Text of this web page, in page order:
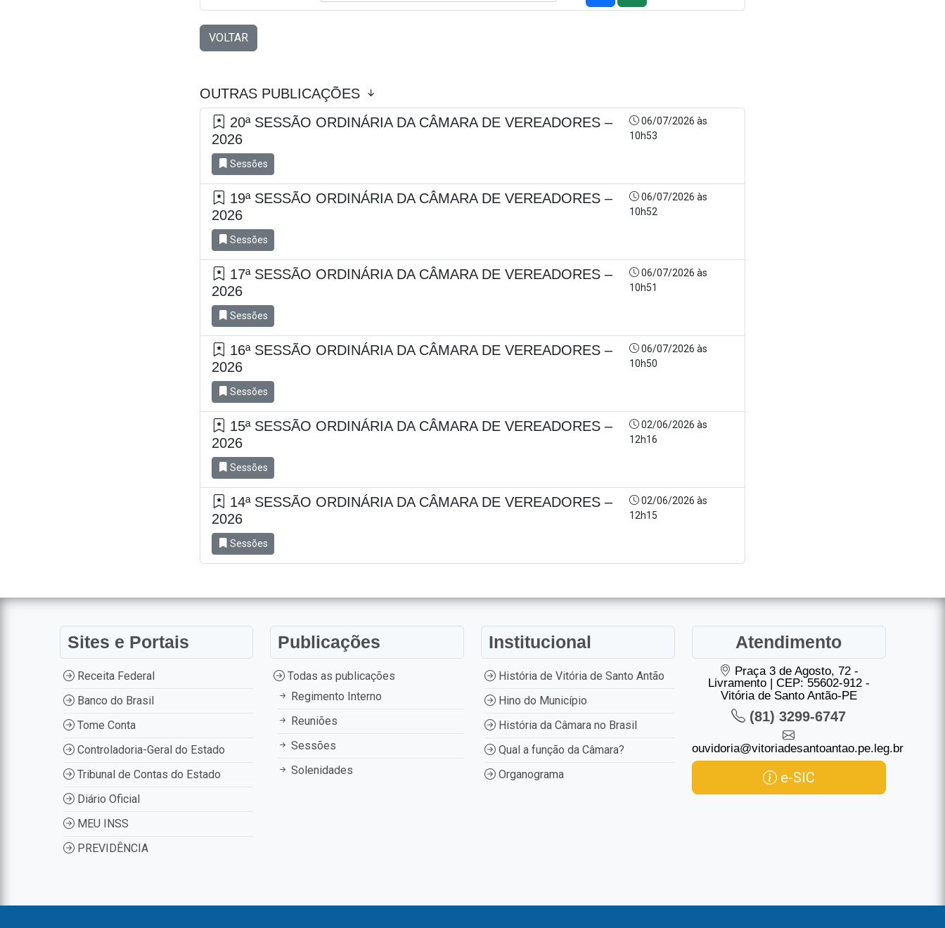
VOLTAR
OUTRAS PUBLICAÇÕES
20ª SESSÃO ORDINÁRIA DA CÂMARA DE VEREADORES –
2026
06/07/2026 às
10h53
Sessões
19ª SESSÃO ORDINÁRIA DA CÂMARA DE VEREADORES –
2026
06/07/2026 às
10h52
Sessões
17ª SESSÃO ORDINÁRIA DA CÂMARA DE VEREADORES –
2026
06/07/2026 às
10h51
Sessões
16ª SESSÃO ORDINÁRIA DA CÂMARA DE VEREADORES –
2026
06/07/2026 às
10h50
Sessões
15ª SESSÃO ORDINÁRIA DA CÂMARA DE VEREADORES –
2026
02/06/2026 às
12h16
Sessões
14ª SESSÃO ORDINÁRIA DA CÂMARA DE VEREADORES –
2026
02/06/2026 às
12h15
Sessões
Sites e Portais
Receita Federal
Banco do Brasil
Tome Conta
Controladoria-Geral do Estado
Tribunal de Contas do Estado
Diário Oficial
MEU INSS
PREVIDÊNCIA
Publicações
Todas as publicações
Regimento Interno
Reuniões
Sessões
Solenidades
Institucional
História de Vitória de Santo Antão
Hino do Município
História da Câmara no Brasil
Qual a função da Câmara?
Organograma
Atendimento
Praça 3 de Agosto, 72 -
Livramento | CEP: 55602-912 -
Vitória de Santo Antão-PE
(81) 3299-6747
ouvidoria@vitoriadesantoantao.pe.leg.br
e-SIC